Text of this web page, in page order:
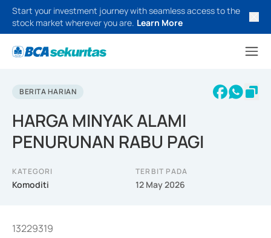
Start your investment journey with seamless access to the
stock market wherever you are. Learn More
BERITA HARIAN
HARGA MINYAK ALAMI
PENURUNAN RABU PAGI
KATEGORI
Komoditi
TERBIT PADA
12 May 2026
13229319